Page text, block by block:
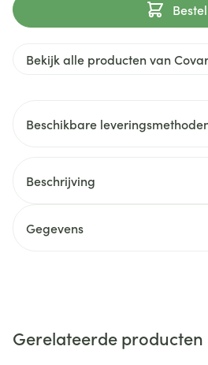
Bestel
Bekijk alle producten van
Beschikbare
Beschrijving
Gegevens
Gerelateerde producten